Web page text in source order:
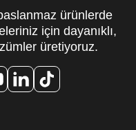
ürünlerde
için dayanıklı,
üretiyoruz.